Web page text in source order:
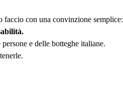
con una convinzione semplice:
e delle botteghe italiane.